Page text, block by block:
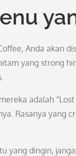
Anda akan
yang strong
adalah
Rasanya yang
yang dingin,